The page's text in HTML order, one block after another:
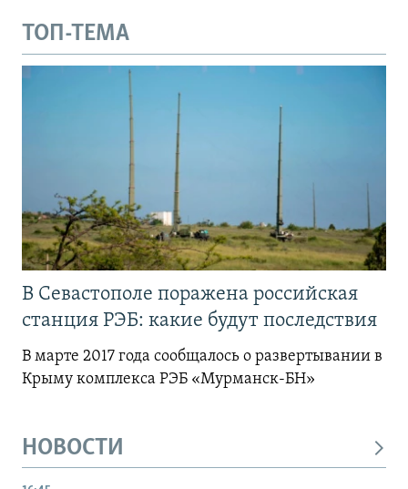
ТОП-ТЕМА
В Севастополе поражена российская
станция РЭБ: какие будут последствия
В марте 2017 года сообщалось о развертывании в
Крыму комплекса РЭБ «Мурманск-БН»
НОВОСТИ